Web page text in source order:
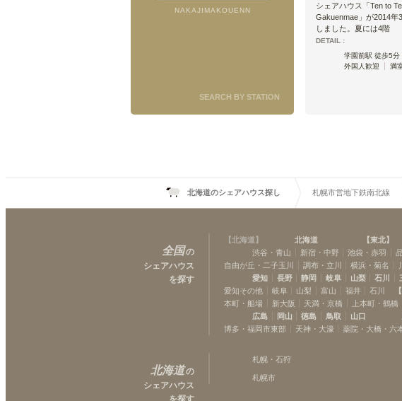
NAKAJIMAKOUENN
SEARCH BY STATION
シェアハウス「Ten to
Gakuenmae」が2014年
しました。夏には4階
DETAIL :
学園前駅 徒歩5分
外国人歓迎
満
北海道のシェアハウス探し 札幌市営地下鉄南北線
全国の
シェアハウス
を探す
【北海道 】 北海道 【東北】
渋谷・青山
新宿・中野 池袋・赤羽
自由が丘・二子玉川
調布・立川 横浜・菊名
愛知
長野 静岡 岐阜 山梨 石川
愛知その他
岐阜 山梨 富山 福井 石川 【
本町・船場
新大阪 天満・京橋 上本町・鶴橋
広島
岡山 徳島 鳥取 山口
博多・福岡市東部
天神・大濠 薬院・大橋・六
北海道の
シェアハウス
を探す
札幌・石狩
札幌市